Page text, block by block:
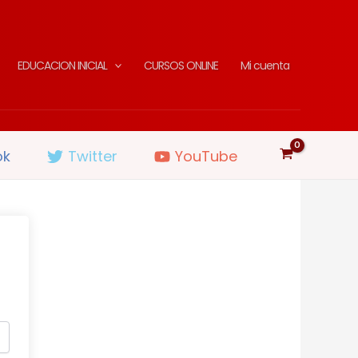
EDUCACION INICIAL CURSOS ONLINE Mi cuenta
Twitter YouTube